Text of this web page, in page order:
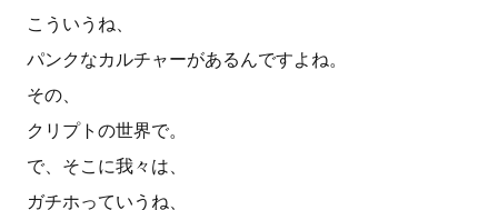
こういうね、
パンクなカルチャーがあるんですよね。
その、
クリプトの世界で。
で、そこに我々は、
ガチホっていうね、